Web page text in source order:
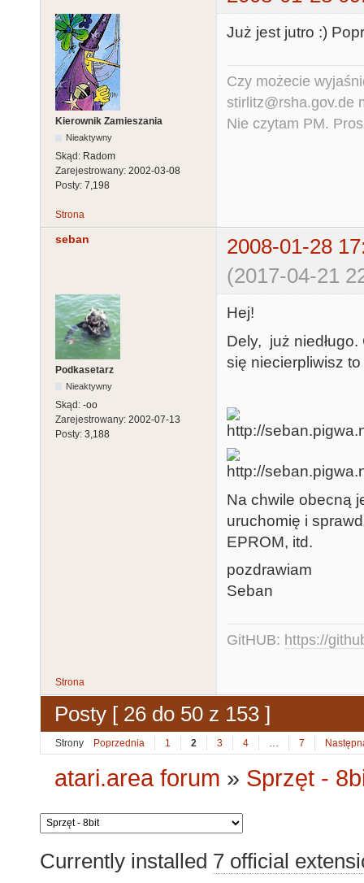
Kierownik Zamieszania
Nieaktywny
Skąd: Radom
Zarejestrowany: 2002-03-08
Posty: 7,198
Już jest jutro :)
Czy możecie
stirlitz@rsha.gov.de
Nie czytam PM.
Strona
seban
2008-01-28
(2017-04-21
Podkasetarz
Nieaktywny
Skąd: -oo
Zarejestrowany: 2002-07-13
Posty: 3,188
Hej!
Dely, już
się niecierpliwisz
Na chwile obecną
uruchomię i
EPROM, itd.
pozdrawiam
Seban
GitHUB: https://
Strona
Posty [ 26 do 50 z 153 ]
Strony Poprzednia 1 2 3 4 … 7
atari.area forum » Sprzęt -
Currently installed 7 official